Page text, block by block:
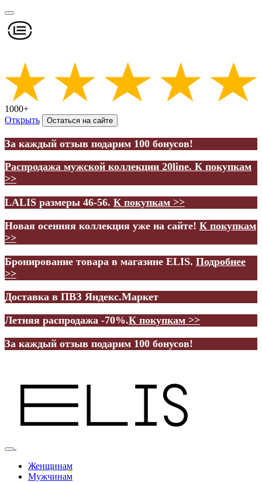
1000+
Открыть
Остаться на сайте
За каждый отзыв подарим 100 бонусов!
Распродажа мужской коллекции 20line. К покупкам
>>
LALIS размеры 46-56. К покупкам >>
Новая осенняя коллекция уже на сайте! К покупкам
>>
Бронирование товара в магазине ELIS. Подробнее
>>
Доставка в ПВЗ Яндекс.Маркет
Летняя распродажа -70%.К покупкам >>
За каждый отзыв подарим 100 бонусов!
Женщинам
Мужчинам